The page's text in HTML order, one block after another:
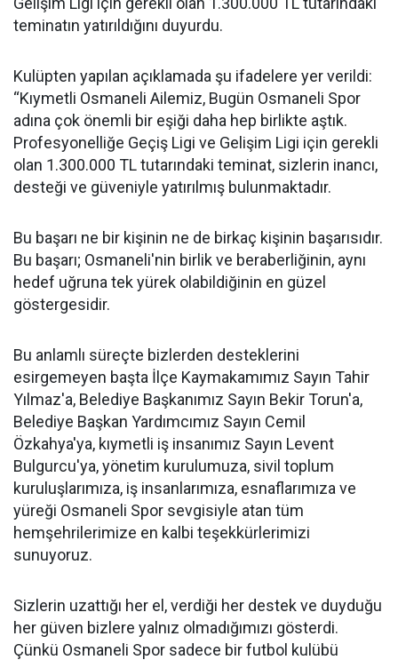
teminatın yatırıldığını duyurdu.
Kulüpten yapılan açıklamada şu ifadelere yer verildi:
“Kıymetli Osmaneli Ailemiz, Bugün Osmaneli Spor
adına çok önemli bir eşiği daha hep birlikte aştık.
Profesyonelliğe Geçiş Ligi ve Gelişim Ligi için gerekli
olan 1.300.000 TL tutarındaki teminat, sizlerin inancı,
desteği ve güveniyle yatırılmış bulunmaktadır.
Bu başarı ne bir kişinin ne de birkaç kişinin başarısıdır.
Bu başarı; Osmaneli'nin birlik ve beraberliğinin, aynı
hedef uğruna tek yürek olabildiğinin en güzel
göstergesidir.
Bu anlamlı süreçte bizlerden desteklerini
esirgemeyen başta İlçe Kaymakamımız Sayın Tahir
Yılmaz'a, Belediye Başkanımız Sayın Bekir Torun'a,
Belediye Başkan Yardımcımız Sayın Cemil
Özkahya'ya, kıymetli iş insanımız Sayın Levent
Bulgurcu'ya, yönetim kurulumuza, sivil toplum
kuruluşlarımıza, iş insanlarımıza, esnaflarımıza ve
yüreği Osmaneli Spor sevgisiyle atan tüm
hemşehrilerimize en kalbi teşekkürlerimizi
sunuyoruz.
Sizlerin uzattığı her el, verdiği her destek ve duyduğu
her güven bizlere yalnız olmadığımızı gösterdi.
Çünkü Osmaneli Spor sadece bir futbol kulübü